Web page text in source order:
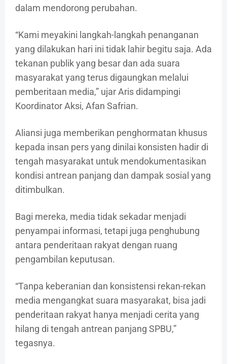
dalam mendorong perubahan.
“Kami meyakini langkah-langkah penanganan
yang dilakukan hari ini tidak lahir begitu saja. Ada
tekanan publik yang besar dan ada suara
masyarakat yang terus digaungkan melalui
pemberitaan media,” ujar Aris didampingi
Koordinator Aksi, Afan Safrian.
Aliansi juga memberikan penghormatan khusus
kepada insan pers yang dinilai konsisten hadir di
tengah masyarakat untuk mendokumentasikan
kondisi antrean panjang dan dampak sosial yang
ditimbulkan.
Bagi mereka, media tidak sekadar menjadi
penyampai informasi, tetapi juga penghubung
antara penderitaan rakyat dengan ruang
pengambilan keputusan.
“Tanpa keberanian dan konsistensi rekan-rekan
media mengangkat suara masyarakat, bisa jadi
penderitaan rakyat hanya menjadi cerita yang
hilang di tengah antrean panjang SPBU,”
tegasnya.